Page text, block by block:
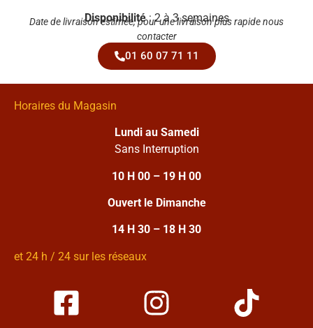
Disponibilité: 2 à 3 semaines
Date de livraison estimée, pour une livraison plus rapide nous
contacter
01 60 07 71 11
Horaires du Magasin
Lundi au Samedi
Sans Interruption
10 H 00 – 19 H 00
Ouvert le Dimanche
14 H 30 – 18 H 30
et 24 h / 24 sur les réseaux